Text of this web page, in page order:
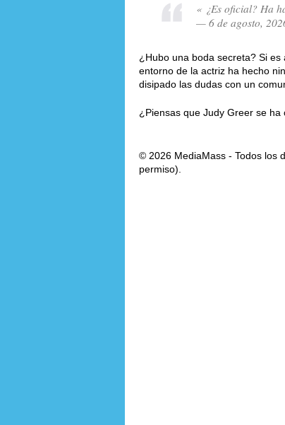
« ¿Es oficial? Ha
— 6 de agosto,
¿Hubo una boda secreta? Si
entorno de la actriz ha hecho
disipado las dudas con un
¿Piensas que Judy Greer se
© 2026 MediaMass - Todos los
permiso).